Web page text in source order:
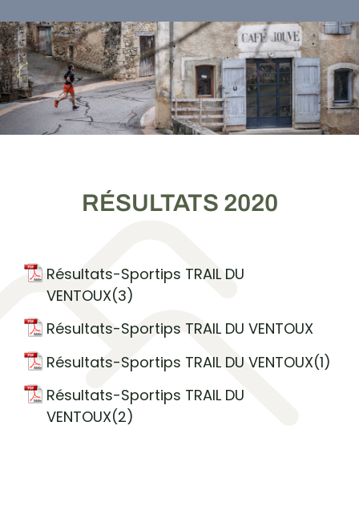
RÉSULTATS 2020
Résultats-Sportips TRAIL DU
VENTOUX(3)
Résultats-Sportips TRAIL DU VENTOUX
Résultats-Sportips TRAIL DU VENTOUX(1)
Résultats-Sportips TRAIL DU
VENTOUX(2)